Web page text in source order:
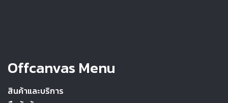
Offcanvas Menu
สินค้าและบริการ